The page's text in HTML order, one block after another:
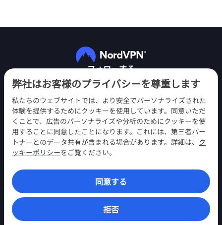
弊社はお客様のプライバシーを尊重します
私たちのウェブサイトでは、より安全でパーソナライズされた
体験を提供するためにクッキーを使用しています。同意いただ
くことで、広告のパーソナライズや分析のためにクッキーを使
用することに同意したことになります。これには、第三者パー
トナーとのデータ共有が含まれる場合があります。詳細は、 ク
ッキーポリシーをご覧ください。
同意する
拒否
フォローする
NordVPN
エンゲージメント
ヘルプ
発見
VPNアプリ